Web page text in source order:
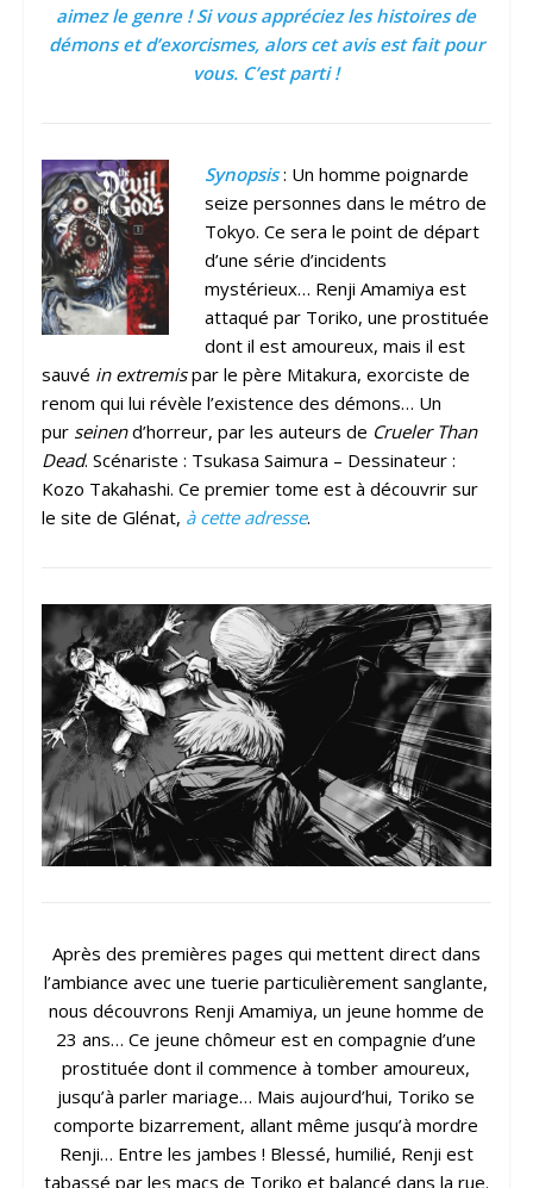
aimez le genre ! Si vous appréciez les histoires de
démons et d’exorcismes, alors cet avis est fait pour
vous. C’est parti !
Synopsis: Un homme poignarde
seize personnes dans le métro de
Tokyo. Ce sera le point de départ
d’une série d’incidents
mystérieux… Renji Amamiya est
attaqué par Toriko, une prostituée
dont il est amoureux, mais il est
sauvé in extremispar le père Mitakura, exorciste de
renom qui lui révèle l’existence des démons… Un
pur seinend’horreur, par les auteurs de Crueler Than
Dead. Scénariste : Tsukasa Saimura – Dessinateur :
Kozo Takahashi. Ce premier tome est à découvrir sur
le site de Glénat, à cette adresse.
Après des premières pages qui mettent direct dans
l’ambiance avec une tuerie particulièrement sanglante,
nous découvrons Renji Amamiya, un jeune homme de
23 ans… Ce jeune chômeur est en compagnie d’une
prostituée dont il commence à tomber amoureux,
jusqu’à parler mariage… Mais aujourd’hui, Toriko se
comporte bizarrement, allant même jusqu’à mordre
Renji… Entre les jambes ! Blessé, humilié, Renji est
tabassé par les macs de Toriko et balancé dans la rue.